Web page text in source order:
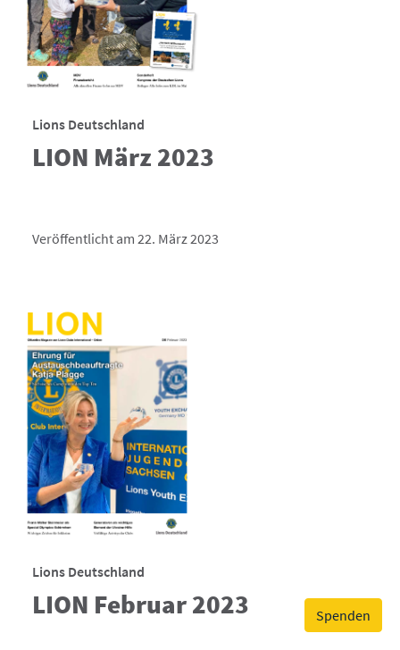
Spenden
Lions Deutschland
LION März 2023
Veröffentlicht am 22. März 2023
Lions Deutschland
LION Februar 2023